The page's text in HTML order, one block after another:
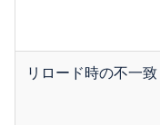
リロード時の不一致